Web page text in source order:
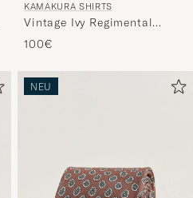
KAMAKURA SHIRTS
Vintage Ivy Regimental
Stripe Silk Tie Navy/Green
100€
NEU